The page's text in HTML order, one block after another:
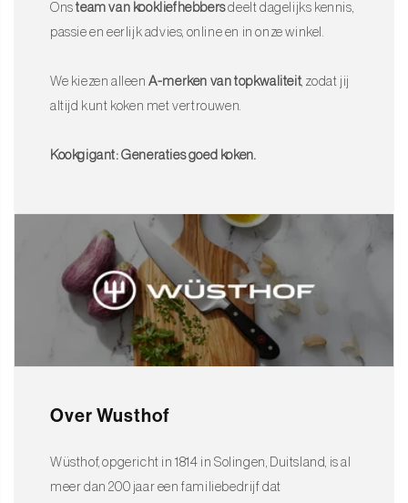
Onsteam van kookliefhebbersdeelt dagelijks kennis,
passie en eerlijk advies, online en in onze winkel.
We kiezen alleenA-merken van topkwaliteit, zodat jij
altijd kunt koken met vertrouwen.
Kookgigant: Generaties goed koken.
Over Wusthof
Wüsthof, opgericht in 1814 in Solingen, Duitsland, is al
meer dan 200 jaar een familiebedrijf dat